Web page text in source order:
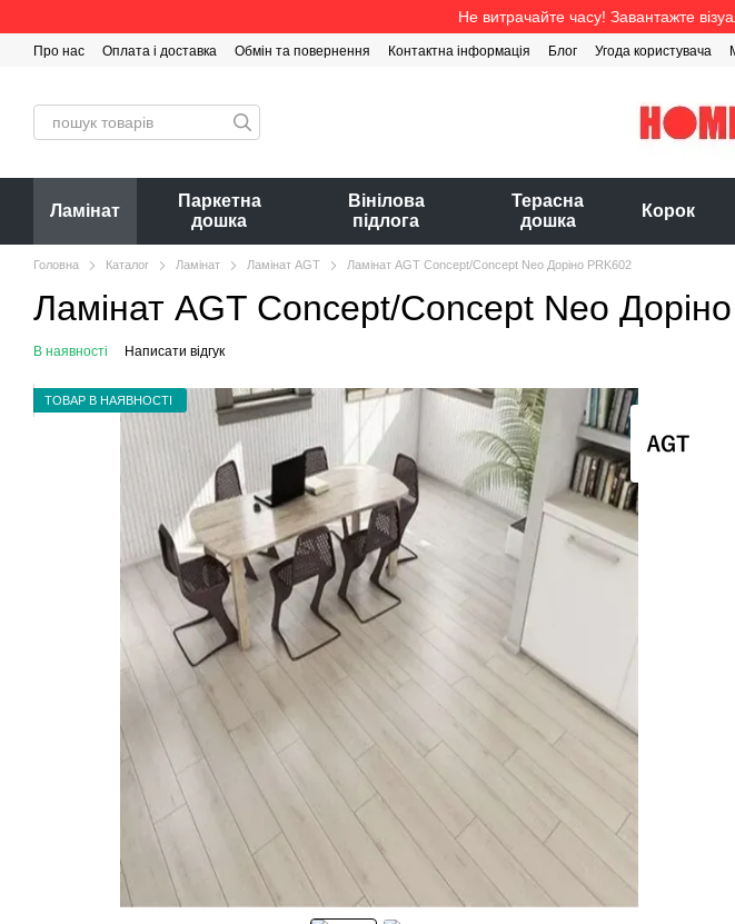
Не витрачайте часу! Завантажте
Про нас Оплата і доставка Обмін та повернення Контактна інформація Блог Угода користувача
Ламінат
Паркетна
дошка
Вінілова
підлога
Терасна
дошка
Корок
Головна Каталог Ламінат Ламінат AGT Ламінат AGT Concept/Concept Neo Доріно PRK602
Ламінат AGT Concept/Concept Neo
В наявності Написати відгук
ТОВАР В НАЯВНОСТІ